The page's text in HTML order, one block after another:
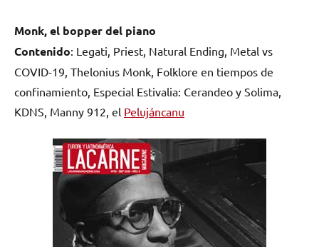
Monk, el bopper del piano
Contenido: Legati, Priest, Natural Ending, Metal vs
COVID-19, Thelonius Monk, Folklore en tiempos de
confinamiento, Especial Estivalia: Cerandeo y Solima,
KDNS, Manny 912, el Pelujáncanu